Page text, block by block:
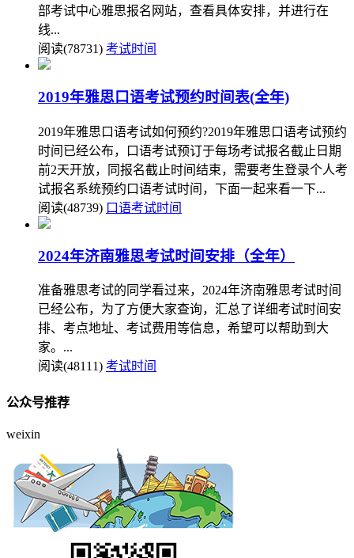
部考试中心雅思报名网站，查看具体安排，并进行在
线...
阅读(78731) 考试时间
2019年雅思口语考试预约时间表(全年)
2019年雅思口语考试如何预约?2019年雅思口语考试预约
时间已经公布，口语考试预订于每场考试报名截止日期
前2天开放，同报名截止时间结束，需要考生登录个人考
试报名系统预约口语考试时间，下面一起来看一下...
阅读(48739) 口语考试时间
2024年济南雅思考试时间安排（全年）
准备雅思考试的同学看过来，2024年济南雅思考试时间
已经公布，为了方便大家查询，汇总了详细考试时间安
排、考点地址、考试费用等信息，希望可以帮助到大
家。...
阅读(48111) 考试时间
公众号推荐
weixin